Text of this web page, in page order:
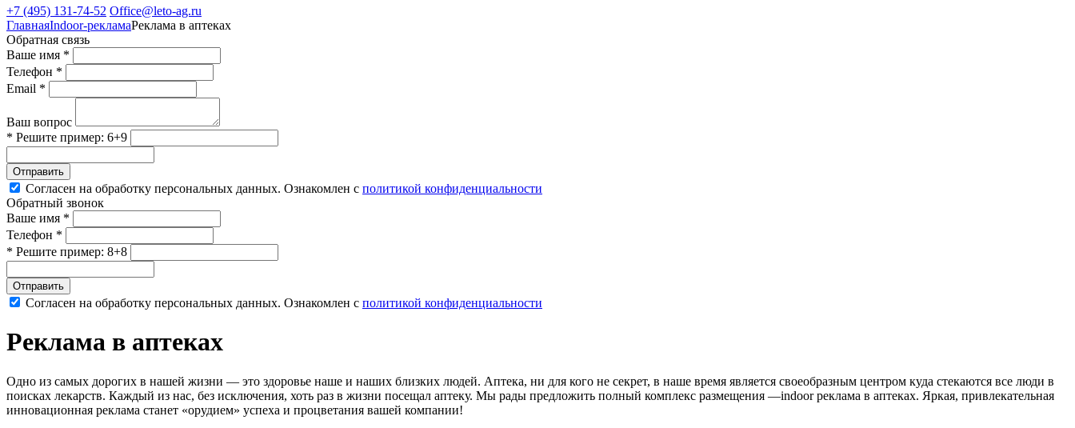
+7 (495) 131-74-52 Office@leto-ag.ru
ГлавнаяIndoor-рекламаРеклама в аптеках
Обратная связь
Ваше имя *
Телефон *
Email *
Ваш вопрос
* Решите пример: 6+9
Отправить
Согласен на обработку персональных данных. Ознакомлен с политикой конфиденциальности
Обратный звонок
Ваше имя *
Телефон *
* Решите пример: 8+8
Отправить
Согласен на обработку персональных данных. Ознакомлен с политикой конфиденциальности
Реклама в аптеках
Одно из самых дорогих в нашей жизни — это здоровье наше и наших близких людей. Аптека, ни для кого не секрет, в наше время является своеобразным центром куда стекаются все люди в
поисках лекарств. Каждый из нас, без исключения, хоть раз в жизни посещал аптеку. Мы рады предложить полный комплекс размещения —indoor реклама в аптеках. Яркая, привлекательная
инновационная реклама станет «орудием» успеха и процветания вашей компании!